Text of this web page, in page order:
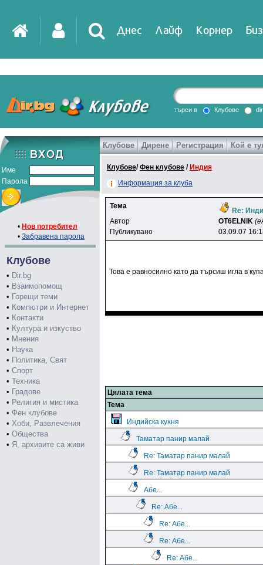
Днес Лайф Корнер
DirTV Impressio
Games
търси в Клубове
Име
Парола
• Нов потребител
• Забравена парола
Клубове
• Dir.bg
• Взаимопомощ
• Горещи теми
• Компютри и Интернет
• Контакти
• Култура и изкуство
• Мнения
• Наука
• Политика, Свят
• Спорт
• Техника
• Градове
• Религия и мистика
• Фен клубове
• Хоби, Развлечения
• Общества
• Я, архивите са живи
Клубове Дирене Регистрация Кой е
Клубове/Фен клубове / Индия
Информация за клуба
Тема
Re:
Автор
OT6ELNlK
Публикувано
03.09.07
Това е равносилно като да търсиш игла в
Цялата тема
Тема
Индийска кухня
Таматар панир малай
Re: Таматар панир малай
Re: Таматар панир малай
Абе...
Re: Абе...
Re: Абе...
Re: Абе...
Re: Абе...